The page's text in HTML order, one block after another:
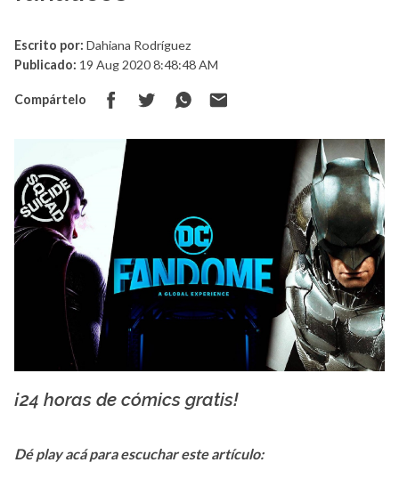
Escrito por: Dahiana Rodríguez
Publicado: 19 Aug 2020 8:48:48 AM
Compártelo
¡24 horas de cómics gratis!
Dé play acá para escuchar este artículo: